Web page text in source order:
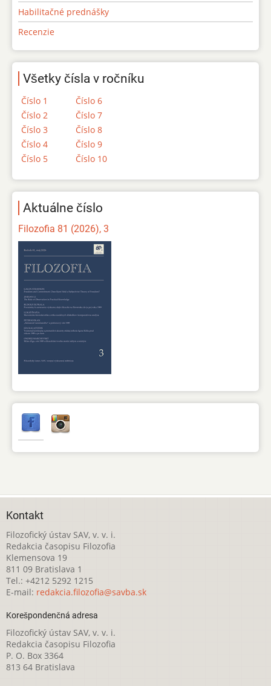
Habilitačné prednášky
Recenzie
Všetky čísla v ročníku
Číslo 1
Číslo 2
Číslo 3
Číslo 4
Číslo 5
Číslo 6
Číslo 7
Číslo 8
Číslo 9
Číslo 10
Aktuálne číslo
Filozofia 81 (2026), 3
Kontakt
Filozofický ústav SAV, v. v. i.
Redakcia časopisu Filozofia
Klemensova 19
811 09 Bratislava 1
Tel.: +4212 5292 1215
E-mail: redakcia.filozofia@savba.sk
Korešpondenčná adresa
Filozofický ústav SAV, v. v. i.
Redakcia časopisu Filozofia
P. O. Box 3364
813 64 Bratislava